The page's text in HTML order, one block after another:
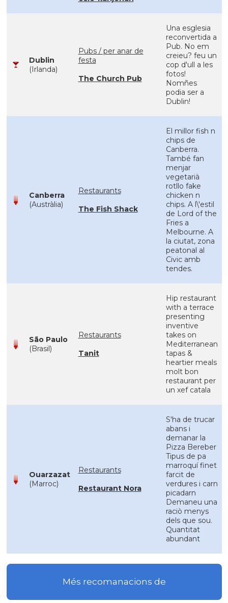
Dublin
(Irlanda)
Pubs / per anar de
festa
The Church Pub
Una esglesia
reconvertida a
Pub. No em
creieu? feu un
cop d'ull a les
fotos!
Nomñes
podia ser a
Dublin!
Canberra
(Austràlia)
Restaurants
The Fish Shack
El millor fish n
chips de
Canberra.
També fan
menjar
vegetarià
rotllo fake
chicken n
chips. A l\'estil
de Lord of the
Fries a
Melbourne. A
la ciutat, zona
peatonal al
Civic amb
tendes.
São Paulo
(Brasil)
Restaurants
Tanit
Hip restaurant
with a terrace
presenting
inventive
takes on
Mediterranean
tapas &
heartier meals
molt bon
restaurant per
un xef catala
Ouarzazat
(Marroc)
Restaurants
Restaurant Nora
S'ha de trucar
abans i
demanar la
Pizza Bereber
Tipus de pa
marroquí finet
farcit de
verdures i carn
picadarn
Demaneu una
raciò menys
dels que sou.
Quantitat
abundant
Més recomanacions de